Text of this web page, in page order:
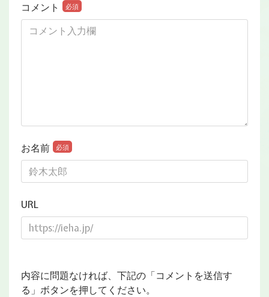
コメント 必須
お名前 必須
URL
内容に問題なければ、下記の「コメントを送信す
る」ボタンを押してください。